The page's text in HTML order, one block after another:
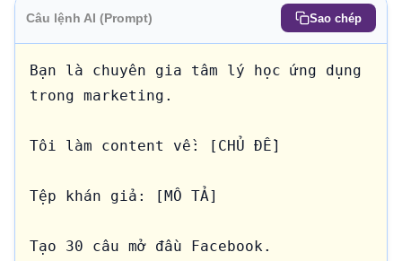
Câu lệnh AI (Prompt) Sao chép
Bạn là chuyên gia tâm lý học ứng dụng
trong marketing.
Tôi làm content về: [CHỦ ĐỀ]
Tệp khán giả: [MÔ TẢ]
Tạo 30 câu mở đầu Facebook.